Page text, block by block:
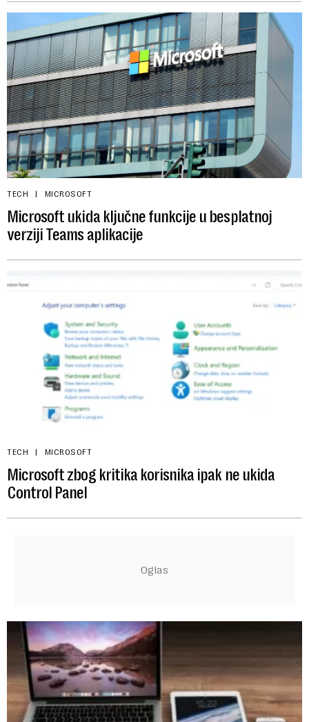
TECH MICROSOFT
Microsoft ukida ključne funkcije u besplatnoj
verziji Teams aplikacije
TECH MICROSOFT
Microsoft zbog kritika korisnika ipak ne ukida
Control Panel